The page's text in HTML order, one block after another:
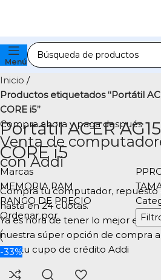
Menú
Inicio
Productos etiquetados “Portátil
CORE i5”
Compra ahora y paga después
Venta de
con Addi
Compra tu computador, repuesto
hasta en 24 cuotas.
Ya es hora de tener lo mejor en
nuestra súper opción de compra
con tu cupo de crédito Addi
Portátil ACER
CORE i5
Marcas
MEMORIA RAM
RANGO DE PRECIO
Ordenar por
-33%